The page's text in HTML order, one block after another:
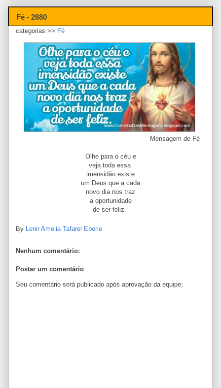
Fé - 2680
categorias >> Fé
Mensagem de Fé
Olhe para o céu e
veja toda essa
imensidão existe
um Deus que a cada
novo dia nos traz
a oportunidade
de ser feliz.
By Lenir Amelia Tafarel Eberle
Nenhum comentário:
Postar um comentário
Seu comentário será publicado após aprovação da equipe;